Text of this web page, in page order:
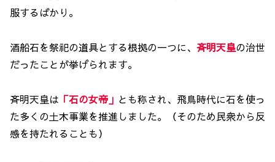
服するばかり。
酒船石を祭祀の道具とする根拠の一つに、 斉明天皇の治世
だったことが挙げられます。
斉明天皇は 「石の女帝」 とも称され、飛鳥時代に石を使っ
た多くの土木事業を推進しました。（そのため民衆から反
感を持たれることも）